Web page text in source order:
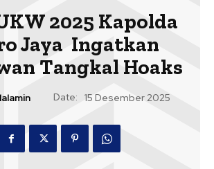
2025 Kapolda
Jaya Ingatkan
Tangkal Hoaks
Date: 15 Desember 2025